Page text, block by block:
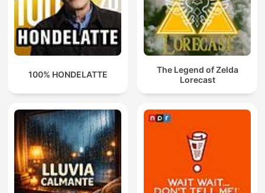
100% HONDELATTE
The Legend of Zelda
Lorecast